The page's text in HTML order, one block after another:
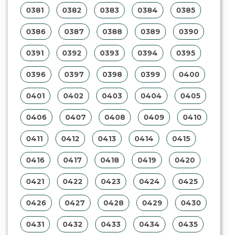
0381 0382 0383 0384 0385
0386 0387 0388 0389 0390
0391 0392 0393 0394 0395
0396 0397 0398 0399 0400
0401 0402 0403 0404 0405
0406 0407 0408 0409 0410
0411 0412 0413 0414 0415
0416 0417 0418 0419 0420
0421 0422 0423 0424 0425
0426 0427 0428 0429 0430
0431 0432 0433 0434 0435